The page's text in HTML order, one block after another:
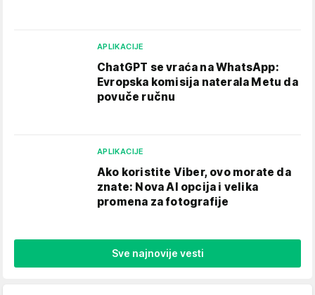
APLIKACIJE
ChatGPT se vraća na WhatsApp:
Evropska komisija naterala Metu da
povuče ručnu
APLIKACIJE
Ako koristite Viber, ovo morate da
znate: Nova AI opcija i velika
promena za fotografije
Sve najnovije vesti